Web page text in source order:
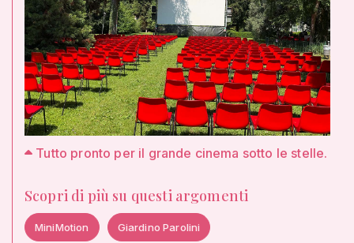
Tutto pronto per il grande cinema sotto le stelle.
Scopri di più su questi argomenti
MiniMotion Giardino Parolini